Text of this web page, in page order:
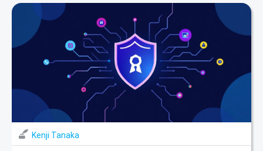
Kenji Tanaka